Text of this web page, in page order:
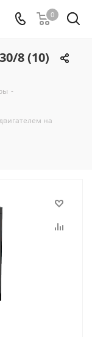
0
8 (10)
-
на